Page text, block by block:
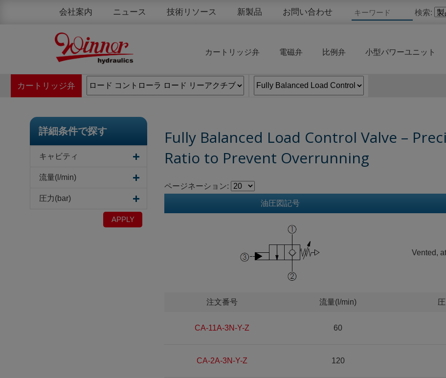
会社案内 ニュース 技術リソース 新製品 お問い合わせ 検索:
カートリッジ弁 電磁弁 比例弁 小型パワーユニット
カートリッジ弁
詳細条件で探す
キャビティ
流量(l/min)
圧力(bar)
APPLY
Fully Balanced Load Control Valve –
Ratio to Prevent Overrunning
ページネーション:
油圧図記号
Vented,
注文番号 流量(l/min)
CA-11A-3N-Y-Z 60
CA-2A-3N-Y-Z 120
クッキー利用の管理について